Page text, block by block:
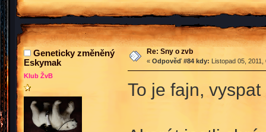
Geneticky změněný
Eskymak
Klub ŽvB
Re: Sny o zvb
« Odpověď #84 kdy: Listopad 05,
To je fajn,